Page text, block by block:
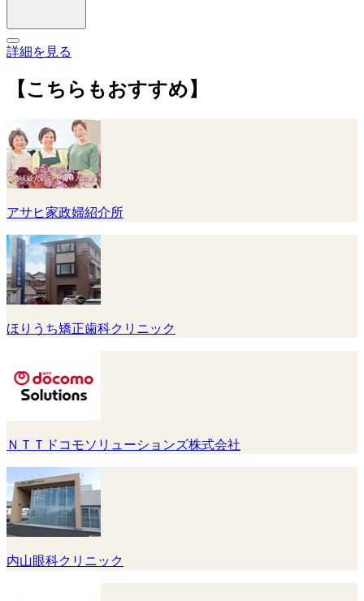
詳細を見る
【こちらもおすすめ】
アサヒ家政婦紹介所
ほりうち矯正歯科クリニック
ＮＴＴドコモソリューションズ株式会社
内山眼科クリニック